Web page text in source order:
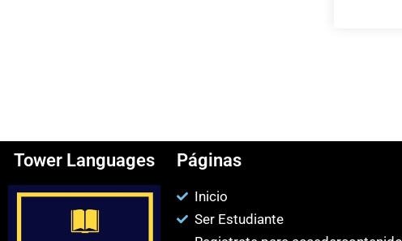
Tower Languages Páginas
Inicio
Ser Estudiante